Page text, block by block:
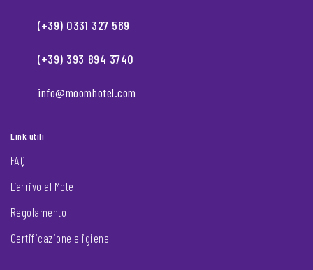
(+39) 0331 327 569
(+39) 393 894 3740
info@moomhotel.com
Link utili
FAQ
L’arrivo al Motel
Regolamento
Certificazione e igiene